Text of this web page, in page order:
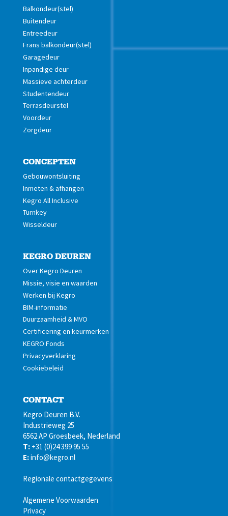
Balkondeur(stel)
Buitendeur
Entreedeur
Frans balkondeur(stel)
Garagedeur
Inpandige deur
Massieve achterdeur
Studentendeur
Terrasdeurstel
Voordeur
Zorgdeur
CONCEPTEN
Gebouwontsluiting
Inmeten & afhangen
Kegro All Inclusive
Turnkey
Wisseldeur
KEGRO DEUREN
Over Kegro Deuren
Missie, visie en waarden
Werken bij Kegro
BIM-informatie
Duurzaamheid & MVO
Certificering en keurmerken
KEGRO Fonds
Privacyverklaring
Cookiebeleid
CONTACT
Kegro Deuren B.V.
Industrieweg 25
6562 AP Groesbeek, Nederland
T: +31 (0)24 399 95 55
E:info@kegro.nl
Regionale contactgegevens
Algemene Voorwaarden
Privacy